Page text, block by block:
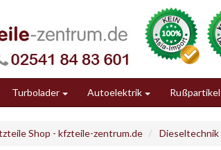
Turbolader Autoelektrik
Shop - kfzteile-zentrum.de Dieseltechnik